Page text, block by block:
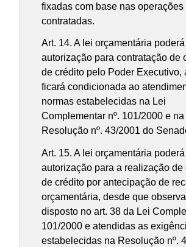
fixadas com base nas operações
contratadas.
Art. 14. A lei orçamentária
autorização para contratação de
de crédito pelo Poder Executivo,
ficará condicionada ao
normas estabelecidas na Lei
Complementar nº. 101/2000 e na
Resolução nº. 43/2001 do
Art. 15. A lei orçamentária
autorização para a realização de
de crédito por antecipação de
orçamentária, desde que
disposto no art. 38 da Lei
101/2000 e atendidas as
estabelecidas na Resolução nº.